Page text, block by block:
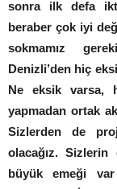
sonra ilk defa
beraber çok iyi
sokmamız
Denizli’den hiç
Ne eksik varsa,
yapmadan ortak
Sizlerden de
olacağız.
büyük emeği